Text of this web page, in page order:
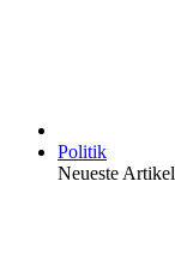
Politik
Neueste Artikel